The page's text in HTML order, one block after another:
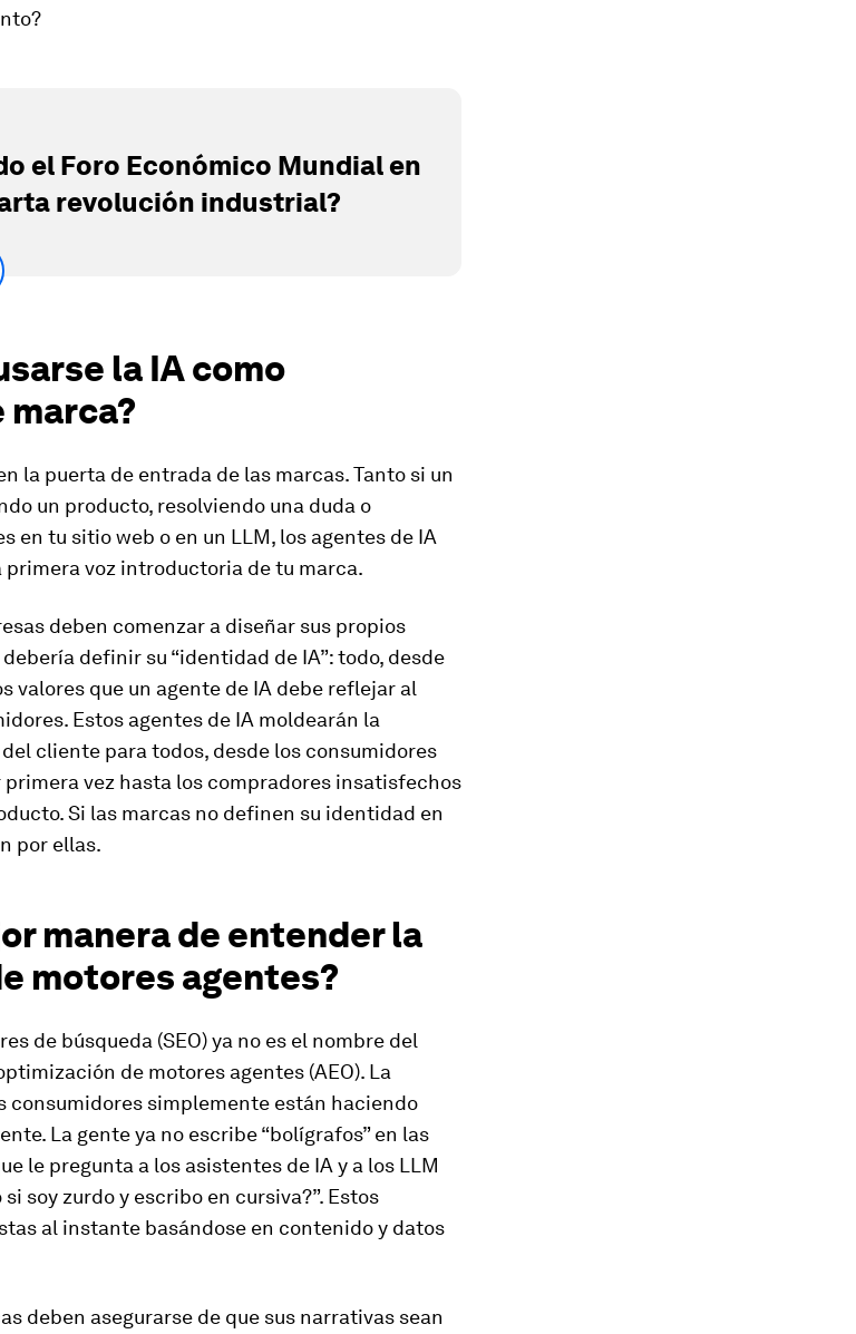
el Foro Económico Mundial en
revolución industrial?
la IA como
marca?
la puerta de entrada de las marcas. Tanto si un
un producto, resolviendo una duda o
en tu sitio web o en un LLM, los agentes de IA
voz introductoria de tu marca.
deben comenzar a diseñar sus propios
definir su “identidad de IA”: todo, desde
valores que un agente de IA debe reflejar al
Estos agentes de IA moldearán la
cliente para todos, desde los consumidores
vez hasta los compradores insatisfechos
Si las marcas no definen su identidad en
por ellas.
manera de entender la
motores agentes?
de búsqueda (SEO) ya no es el nombre del
de motores agentes (AEO). La
consumidores simplemente están haciendo
La gente ya no escribe “bolígrafos” en las
le pregunta a los asistentes de IA y a los LLM
soy zurdo y escribo en cursiva?”. Estos
al instante basándose en contenido y datos
deben asegurarse de que sus narrativas sean